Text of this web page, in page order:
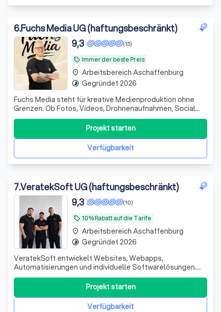
6.Fuchs Media UG (haftungsbeschränkt)
local_offer Immer der beste Preis
(15)
9,3
Fuchs Media steht für kreative Medienproduktion ohne
Grenzen. Ob Fotos, Videos, Drohnenaufnahmen, Social
Media Content, Imagefilme, Eventbegleitung, Werbeclips
oder Content für Unternehmen oder sie Privat, wir setzen
Ideen professionell und modern um. Von kleinen Projekten
bis zu großen ProduktioneVerfügbarkeit
Projekt starten
place Arbeitsbereich Aschaffenburg
timelapse Gegründet 2026
7.VeratekSoft UG (haftungsbeschränkt)
local_offer 10% Rabatt auf die Tarife
(10)
9,3
VeratekSoft entwickelt Websites, Webapps,
Automatisierungen und individuelle Softwarelösungen.
Wir helfen Unternehmen, Prozesse zu digitalisieren und
nachhaltig zu wachsen.
Verfügbarkeit
Projekt starten
place Arbeitsbereich Aschaffenburg
timelapse Gegründet 2026